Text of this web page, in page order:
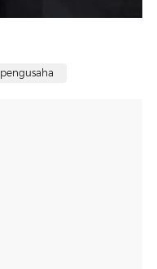
pengusaha